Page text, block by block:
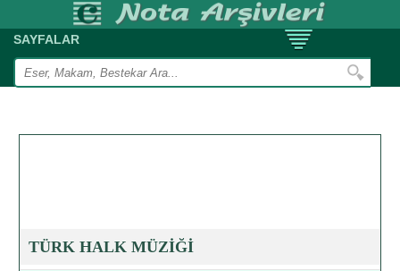
SAYFALAR
TÜRK HALK MÜZİĞİ